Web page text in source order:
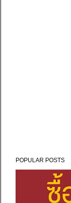
POPULAR POSTS